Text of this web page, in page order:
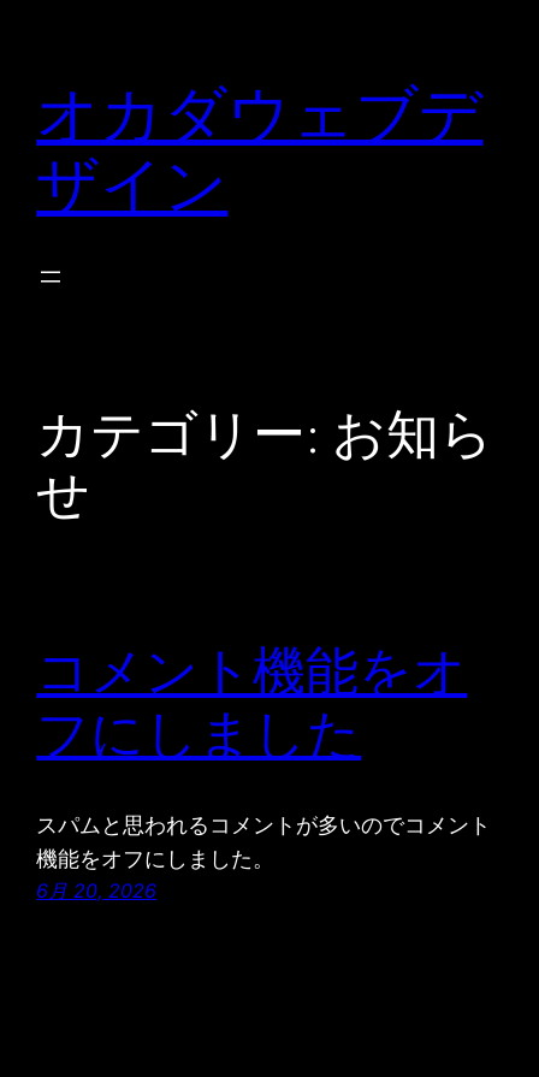
オカダウェブデ
ザイン
カテゴリー: お知ら
せ
コメント機能をオ
フにしました
スパムと思われるコメントが多いのでコメント
機能をオフにしました。
6月 20, 2026